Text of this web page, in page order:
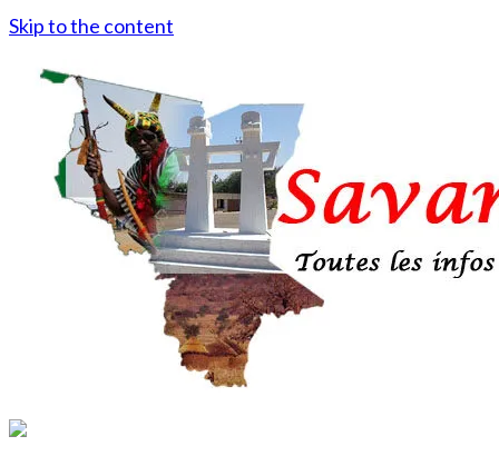
Skip to the content